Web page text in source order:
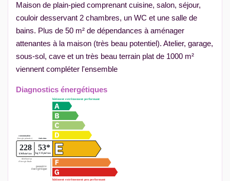
Maison de plain-pied comprenant cuisine, salon, séjour,
couloir desservant 2 chambres, un WC et une salle de
bains. Plus de 50 m² de dépendances à aménager
attenantes à la maison (très beau potentiel). Atelier, garage,
sous-sol, cave et un très beau terrain plat de 1000 m²
viennent compléter l'ensemble
Diagnostics énergétiques